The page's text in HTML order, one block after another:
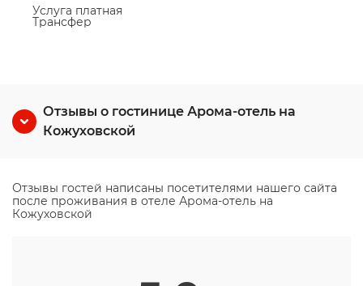
Услуга платная
Трансфер
Отзывы о гостинице Арома-отель на
Кожуховской
Отзывы гостей написаны посетителями нашего сайта
после проживания в отеле Арома-отель на
Кожуховской